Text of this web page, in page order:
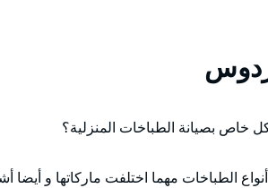
بصيانة الطباخات المنزلية؟
الطباخات مهما اختلفت ماركاتها و أيضا